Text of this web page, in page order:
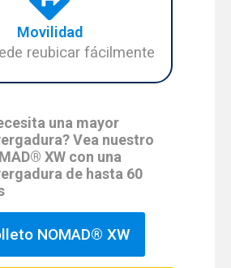
Movilidad
reubicar fácilmente
una mayor
Vea nuestro
XW con una
de hasta 60
NOMAD® XW